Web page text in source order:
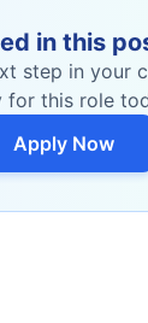
in this
step in your
for this role
Apply Now